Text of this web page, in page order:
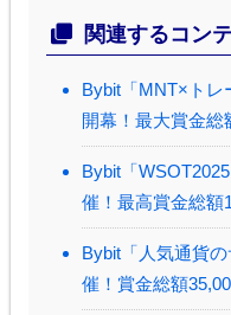
関連するコン
Bybit「MNT×トレ
開幕！最大賞金総
Bybit「
催！最高賞金総額
Bybit「人気通貨
催！賞金総額